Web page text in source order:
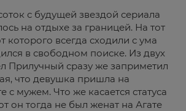
с будущей звездой сериала
на отдыхе за границей. На тот
которого всегда сходили с ума
в свободном поиске. Из двух
Прилучный сразу же заприметил
что девушка пришла на
с мужем. Что же касается статуса
он тогда не был женат на Агате